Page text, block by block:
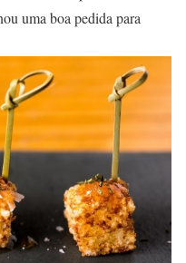
uma boa pedida para